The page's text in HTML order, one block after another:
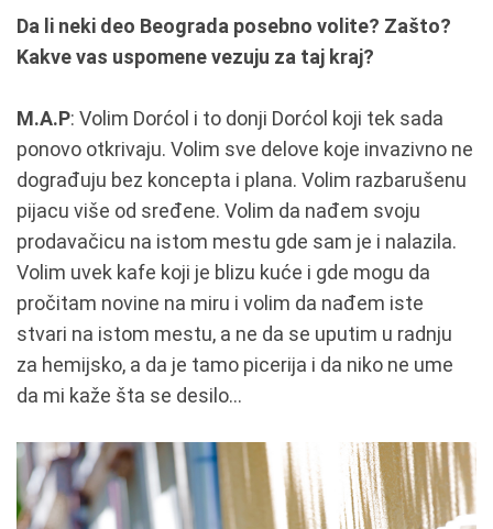
Da li neki deo Beograda posebno volite? Zašto?
Kakve vas uspomene vezuju za taj kraj?
M.A.P: Volim Dorćol i to donji Dorćol koji tek sada
ponovo otkrivaju. Volim sve delove koje invazivno ne
dograđuju bez koncepta i plana. Volim razbarušenu
pijacu više od sređene. Volim da nađem svoju
prodavačicu na istom mestu gde sam je i nalazila.
Volim uvek kafe koji je blizu kuće i gde mogu da
pročitam novine na miru i volim da nađem iste
stvari na istom mestu, a ne da se uputim u radnju
za hemijsko, a da je tamo picerija i da niko ne ume
da mi kaže šta se desilo...